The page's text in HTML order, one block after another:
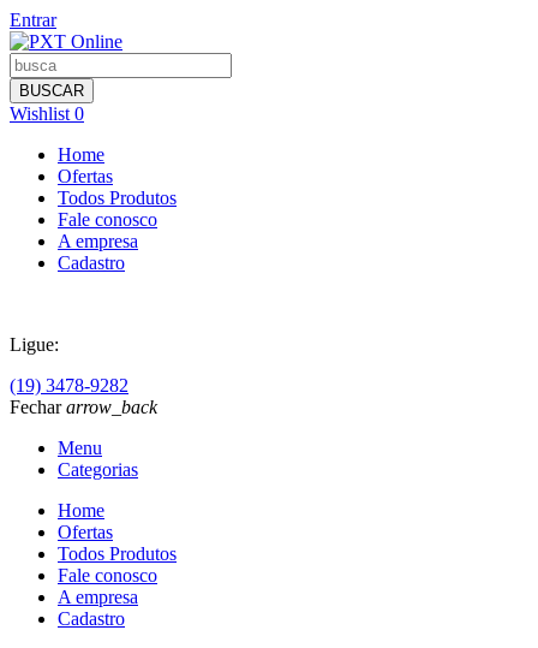
Entrar
BUSCAR
Wishlist 0
Home
Ofertas
Todos Produtos
Fale conosco
A empresa
Cadastro
Ligue:
(19) 3478-9282
Fechararrow_back
Menu
Categorias
Home
Ofertas
Todos Produtos
Fale conosco
A empresa
Cadastro